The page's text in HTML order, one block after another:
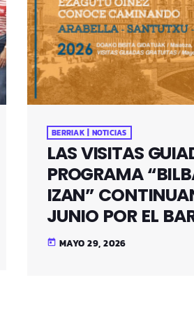
BERRIAK | NOTICIAS
LAS VISITAS
PROGRAMA
IZAN”
JUNIO POR EL
SANTUTXU
today MAYO 29, 2026